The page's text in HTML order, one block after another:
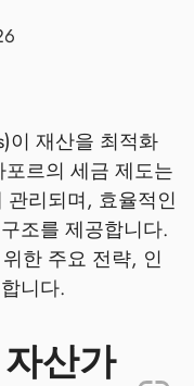
이 재산을 최적화
르의 세금 제도는
관리되며, 효율적인
조를 제공합니다.
한 주요 전략, 인
니다.
산가